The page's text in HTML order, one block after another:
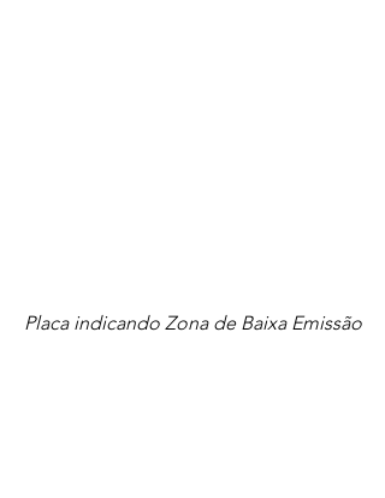
Placa indicando Zona de Baixa Emissão